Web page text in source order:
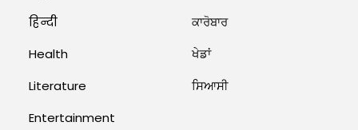
August 2, 2026 11:06 AM
US Advises Citizens to Leave
West Asia: Hints of Major
Military Attack...
August 2, 2026 11:04 AM
हिन्दी
Health
Literature
Entertainment
ਕਾਰੋਬਾਰ
ਖੇਡਾਂ
ਸਿਆਸੀ